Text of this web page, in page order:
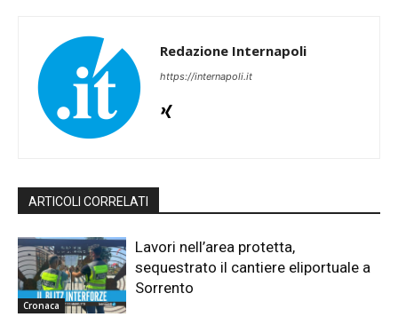
Redazione Internapoli
https://internapoli.it
ARTICOLI CORRELATI
Cronaca
Lavori nell’area protetta,
sequestrato il cantiere eliportuale a
Sorrento